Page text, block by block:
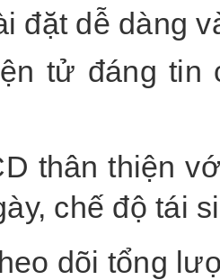
đặt dễ dàng
tử đáng tin
thân thiện
chế độ tái
dõi tổng